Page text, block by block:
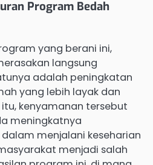
Program Bedah
yang berani ini,
langsung
adalah peningkatan
yang lebih layak dan
kenyamanan tersebut
meningkatnya
menjalani keseharian
menjadi salah